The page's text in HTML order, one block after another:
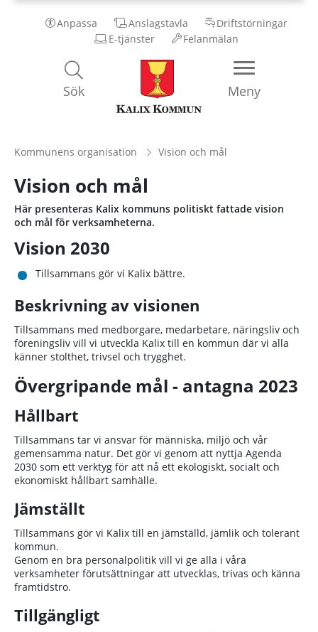
Anpassa Anslagstavla
Driftstörningar
E-tjänster
Felanmälan
Kalix
Kommun
Meny
Sök
Kommunens organisation Vision och mål
Vision och mål
Här presenteras Kalix kommuns politiskt fattade vision
och mål för verksamheterna.
Vision 2030
Tillsammans gör vi Kalix bättre.
Beskrivning av visionen
Tillsammans med medborgare, medarbetare, näringsliv och
föreningsliv vill vi utveckla Kalix till en kommun där vi alla
känner stolthet, trivsel och trygghet.
Övergripande mål - antagna 2023
Hållbart
Tillsammans tar vi ansvar för människa, miljö och vår
gemensamma natur. Det gör vi genom att nyttja Agenda
2030 som ett verktyg för att nå ett ekologiskt, socialt och
ekonomiskt hållbart samhälle.
Jämställt
Tillsammans gör vi Kalix till en jämställd, jämlik och tolerant
kommun.
Genom en bra personalpolitik vill vi ge alla i våra
verksamheter förutsättningar att utvecklas, trivas och känna
framtidstro.
Tillgängligt